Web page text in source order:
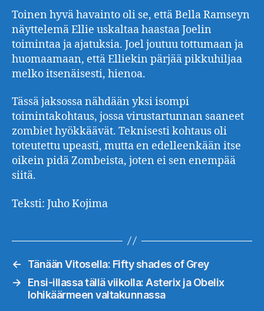
Toinen hyvä havainto oli se, että Bella Ramseyn
näyttelemä Ellie uskaltaa haastaa Joelin
toimintaa ja ajatuksia. Joel joutuu tottumaan ja
huomaamaan, että Elliekin pärjää pikkuhiljaa
melko itsenäisesti, hienoa.
Tässä jaksossa nähdään yksi isompi
toimintakohtaus, jossa virustartunnan saaneet
zombiet hyökkäävät. Teknisesti kohtaus oli
toteutettu upeasti, mutta en edelleenkään itse
oikein pidä Zombeista, joten ei sen enempää
siitä.
Teksti: Juho Kojima
←
Tänään Vitosella: Fifty shades of Grey
→
Ensi-illassa tällä viikolla: Asterix ja Obelix
lohikäärmeen valtakunnassa